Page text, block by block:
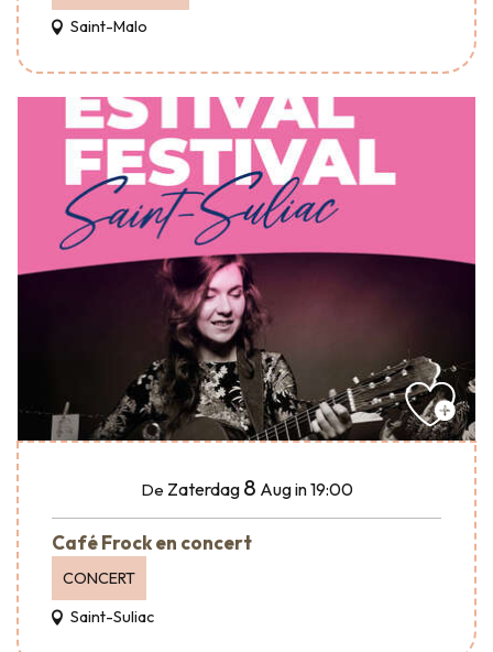
Saint-Malo
De Zaterdag 8 Augin 19:00
Café Frock en concert
CONCERT
Saint-Suliac